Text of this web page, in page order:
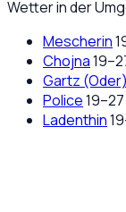
Wetter in der
Mescherin
Chojna19–
Gartz (Oder)
Police19–27
Ladenthin19